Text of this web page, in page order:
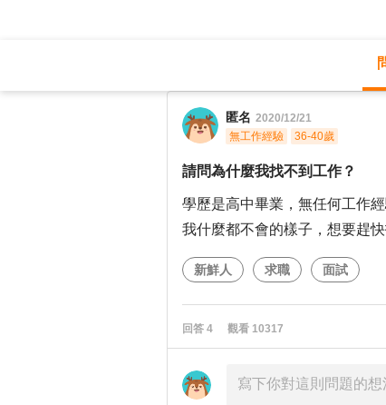
匿名 2020/12/21
無工作經驗
36-40歲
請問為什麼我找不到工作？
學歷是高中畢業，無任何工作
我什麼都不會的樣子，想要趕
新鮮人 求職 面試
回答 4 觀看 10317